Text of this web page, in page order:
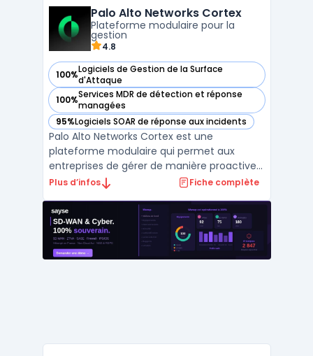
des tiers, de l'intégration initiale jusqu'à l ...
Palo Alto Networks Cortex
Plateforme modulaire pour la
gestion
4.8
100%Logiciels de Gestion de la Surface
d'Attaque
— voir Palo Alto Networks Cortex dans cette catégorie
100%Services MDR de détection et réponse
managées
— voir Palo Alto Networks Cortex dans cette catégorie
95%Logiciels SOAR de réponse aux incidents
— voir Palo Alto Networks Cortex dans cette catégorie
Palo Alto Networks Cortex est une
plateforme modulaire qui permet aux
entreprises de gérer de manière proactive
leurs opérations de sécurité, en s'appuyant
suite inclut plusieurs outils de pointe pour
améliorer la détection des menaces,
automatiser les rép ...
Plus d’infos Fiche complète